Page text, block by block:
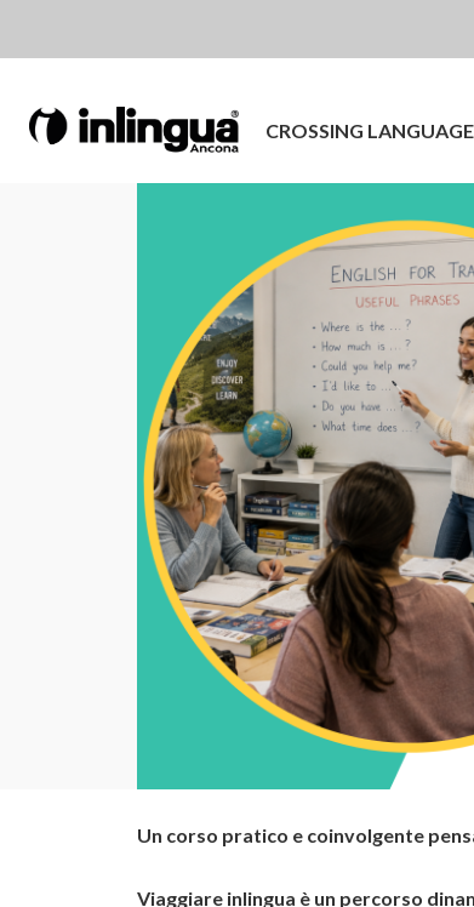
CROSSING
Un corso pratico e coinvolgente
Viaggiare inlingua è un percorso